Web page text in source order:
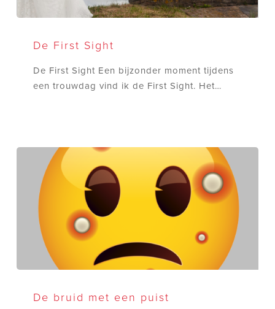
FirstDe First Sight
De First Sight Een bijzonder moment tijdens
een trouwdag vind ik de First Sight. Het…
bruidDe bruid met een puist